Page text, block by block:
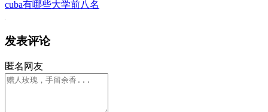
cuba有哪些大学前八名
发表评论
匿名网友